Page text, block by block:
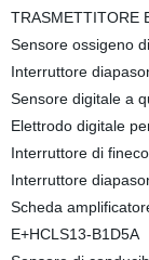
TRASMETTITORE
Sensore ossigeno
Interruttore
Sensore digitale a
Elettrodo digitale
Interruttore di
Interruttore
Scheda
E+HCLS13-B1D5A